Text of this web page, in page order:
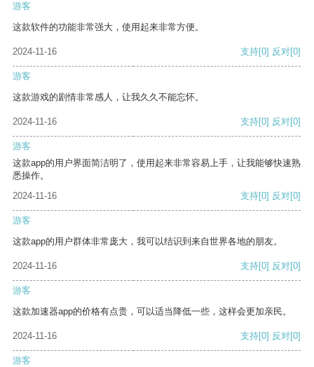
游客
这款软件的功能非常强大，使用起来非常方便。
2024-11-16 支持[0] 反对[0]
游客
这款游戏的剧情非常感人，让我久久不能忘怀。
2024-11-16 支持[0] 反对[0]
游客
这款app的用户界面简洁明了，使用起来非常容易上手，让我能够快速熟
悉操作。
2024-11-16
支持[0] 反对[0]
游客
这款app的用户群体非常庞大，我可以结识到来自世界各地的朋友。
2024-11-16 支持[0] 反对[0]
游客
这款加速器app的价格有点贵，可以适当降低一些，这样会更加亲民。
2024-11-16 支持[0] 反对[0]
游客